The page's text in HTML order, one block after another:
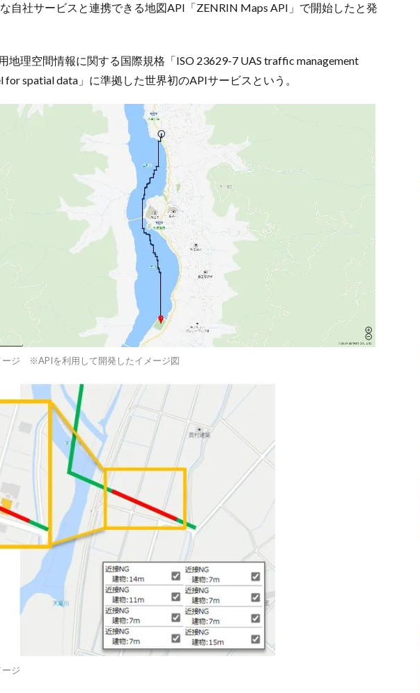
自社サービスと連携できる地図API「ZENRIN Maps API」で開始したと発
地理空間情報に関する国際規格「ISO 23629-7 UAS traffic management
spatial data」に準拠した世界初のAPIサービスという。
ージ ※APIを利用して開発したイメージ図
ージ